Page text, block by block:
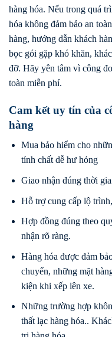
hàng hóa. Nếu trong quá
hóa không đảm bảo an
hàng, hướng dẫn khách
bọc gói gặp khó khăn,
đỡ. Hãy yên tâm vì công
toàn miễn phí.
Cam kết uy tín của
hàng
Mua bảo hiểm cho
tính chất dễ hư hỏng
Giao nhận đúng thời
Hỗ trợ cung cấp lộ
Hợp đồng đúng theo
nhận rõ ràng.
Hàng hóa được đảm
chuyển, những mặt
kiện khi xếp lên xe.
Những trường hợp
thất lạc hàng hóa..